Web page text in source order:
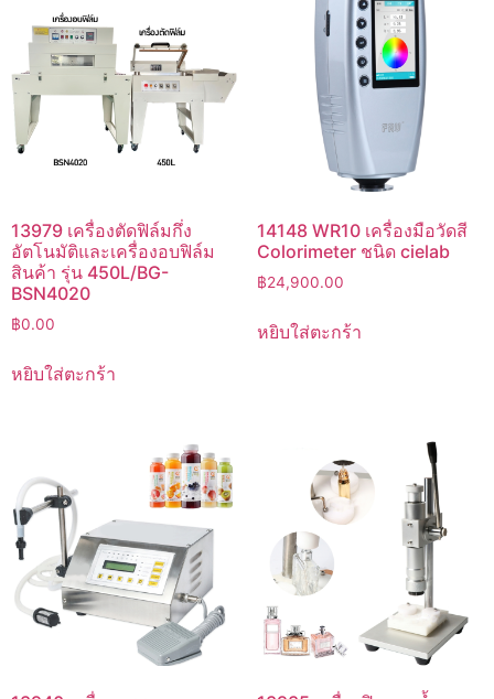
13979 เครื่องตัดฟิล์มกึ่ง
อัตโนมัติและเครื่องอบฟิล์ม
สินค้า รุ่น 450L/BG-
BSN4020
฿0.00
หยิบใส่ตะกร้า
14148 WR10 เครื่องมือวัดสี
Colorimeter ชนิด cielab
฿24,900.00
หยิบใส่ตะกร้า